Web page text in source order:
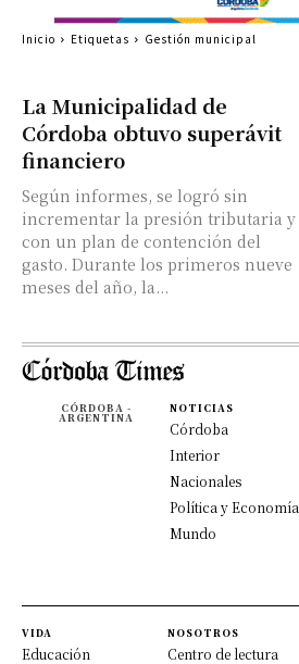
La Municipalidad de
Córdoba obtuvo superávit
financiero
Según informes, se logró sin
incrementar la presión tributaria y
con un plan de contención del
gasto. Durante los primeros nueve
meses del año, la...
Inicio Etiquetas Gestión municipal
CÓRDOBA -
ARGENTINA
NOTICIAS
Córdoba
Interior
Nacionales
Política y Economía
Mundo
VIDA
Educación
NOSOTROS
Centro de lectura